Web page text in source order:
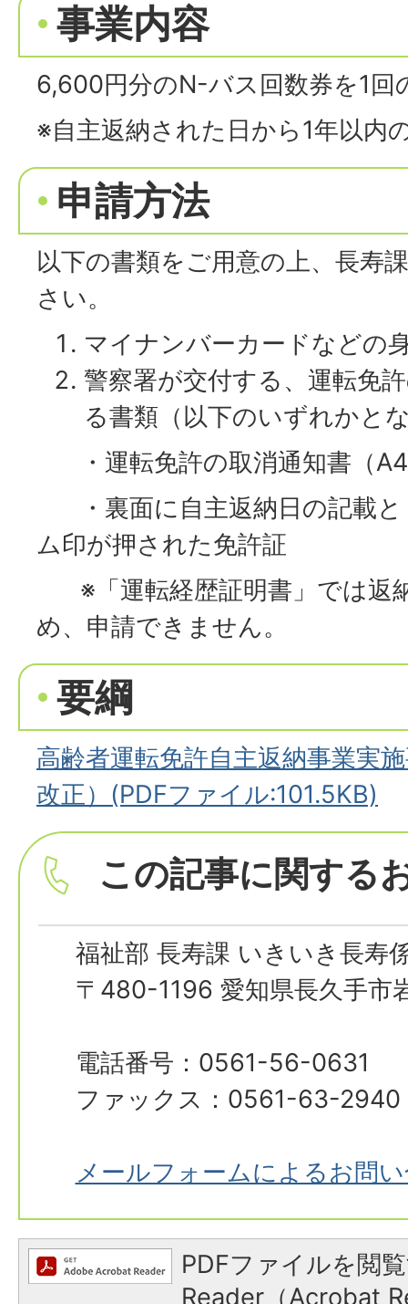
事業内容
6,600円分のN-バス回数券を1回
※自主返納された日から1年以内
申請方法
以下の書類をご用意の上、長寿
さい。
マイナンバーカードなどの
警察署が交付する、運転免
る書類（以下のいずれかと
・運転免許の取消通知書（
・裏面に自主返納日の記載と
ム印が押された免許証
※「運転経歴証明書」では返
め、申請できません。
要綱
高齢者運転免許自主返納事業実
改正）(PDFファイル:101.5KB)
この記事に関する
福祉部 長寿課 いきいき長寿
〒480-1196 愛知県長久手市
電話番号：0561-56-0631
ファックス：0561-63-2940
メールフォームによるお問
PDFファイルを閲
Reader（Acrobat